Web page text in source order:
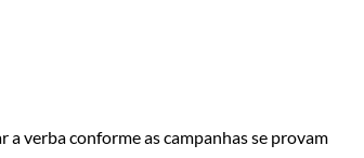
verba conforme as campanhas se provam